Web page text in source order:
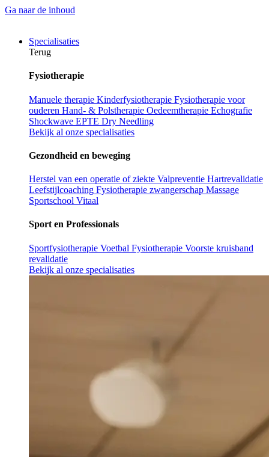
Ga naar de inhoud
Specialisaties
Terug
Fysiotherapie
Manuele therapie Kinderfysiotherapie Fysiotherapie voor
ouderen Hand- & Polstherapie Oedeemtherapie Echografie
Shockwave EPTE Dry Needling
Bekijk al onze specialisaties
Gezondheid en beweging
Herstel van een operatie of ziekte Valpreventie Hartrevalidatie
Leefstijlcoaching Fysiotherapie zwangerschap Massage
Sportschool Vitaal
Sport en Professionals
Sportfysiotherapie Voetbal Fysiotherapie Voorste kruisband
revalidatie
Bekijk al onze specialisaties